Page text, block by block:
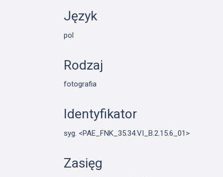
Język
pol
Rodzaj
fotografia
Identyfikator
syg. <PAE_FNK_35.34.VI_B.2.15.6_01>
Zasięg